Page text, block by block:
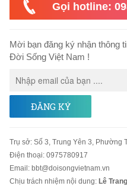
Gọi hotline:
Mời bạn đăng ký nhận thông
Đời Sống Việt Nam !
ĐĂNG KÝ
Trụ sở: Số 3, Trung Yên 3, Phường
Điện thoại: 0975780917
Email : bbt@doisongvietnam.vn
Chịu trách nhiệm nội dung: Lê Trang